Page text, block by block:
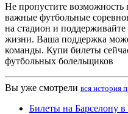
Не пропустите
важные футбольные
на стадион и
жизни. Ваша поддержка
команды. Купи билеты
футбольных болельщиков
Вы уже смотрели вся история
Билеты на Барселону